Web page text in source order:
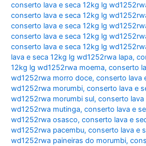
conserto lava e seca 12kg lg
conserto lava e seca 12kg lg
conserto lava e seca 12kg lg
conserto lava e seca 12kg lg
conserto lava e seca 12kg lg
lava e seca 12kg lg wd1252rwa lapa,
12kg lg wd1252rwa moema,conserto
wd1252rwa morro doce,conserto lava
wd1252rwa morumbi,conserto lava e
wd1252rwa morumbi sul,conserto lava
wd1252rwa mutinga,conserto lava e
wd1252rwa osasco,conserto lava e
wd1252rwa pacembu,conserto lava e
wd1252rwa paineiras do morumbi,